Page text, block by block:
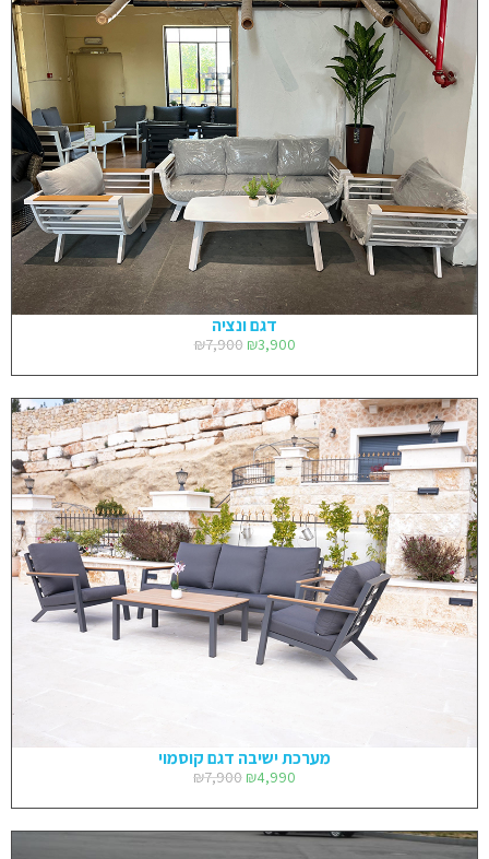
דגם ונציה
₪7,900 ₪3,900
מערכת ישיבה דגם קוסמוי
₪7,900 ₪4,990